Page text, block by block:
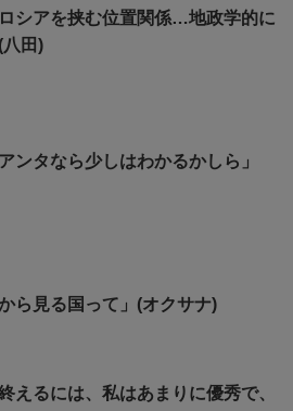
シアを挟む位置関係…地政学的に
八田)
ンタなら少しはわかるかしら」
ら見る国って」(オクサナ)
えるには、私はあまりに優秀で、